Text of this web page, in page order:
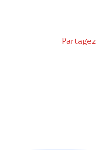
Partagez